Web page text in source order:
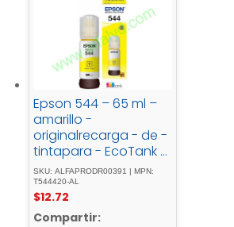
Epson 544 – 65 ml –
amarillo -
originalrecarga - de -
tintapara - EcoTank -
L1110, - L1210, - L3110, -
L3150, - L3210, - L3250, -
L3260, - L5290
SKU: ALFAPRODR00391 | MPN:
T544420-AL
$12.72
Compartir: